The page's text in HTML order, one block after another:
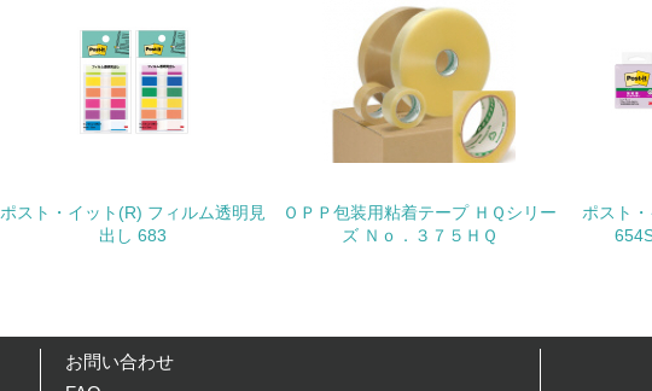
No.
23. <L1> 「人権・労働等」に関する方針、規定等を持っている
<L1> 「公正・適正な取引」に関する方針、規定等を持っている
25. <L1> 「情報セキュリティ」に関する方針、規定等を持っている
No. チェック項目
ポスト・イット(R) フィルム透明見
出し 683
ＯＰＰ包装用粘着テープ ＨＱシリー
ズ Ｎｏ．３７５ＨＱ
ポスト
お問い合わせ